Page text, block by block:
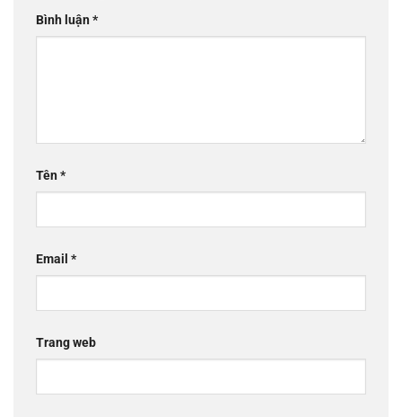
Bình luận*
Tên*
Email *
Trang web